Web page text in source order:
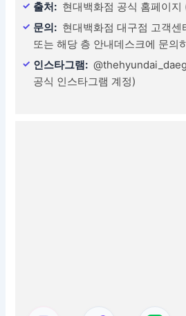
출처: 현대백화점 공식 홈페이지
문의: 현대백화점 대구점 고객센
또는 해당 층 안내데스크에 문의
인스타그램:
공식 인스타그램 계정)